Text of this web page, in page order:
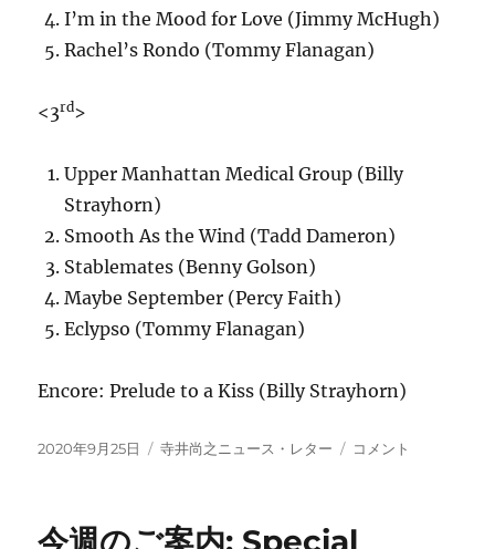
I’m in the Mood for Love (Jimmy McHugh)
Rachel’s Rondo (Tommy Flanagan)
<3rd>
Upper Manhattan Medical Group (Billy
Strayhorn)
Smooth As the Wind (Tadd Dameron)
Stablemates (Benny Golson)
Maybe September (Percy Faith)
Eclypso (Tommy Flanagan)
Encore: Prelude to a Kiss (Billy Strayhorn)
投
2020年9月25日
カ
ー
寺井尚之ニュース・レター
“Live
コメント
今週のご案内: Special